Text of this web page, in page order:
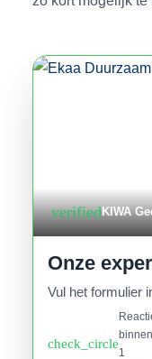
verifiedKIWA
Onze
Vul het formulier
check_circle
binnen
1